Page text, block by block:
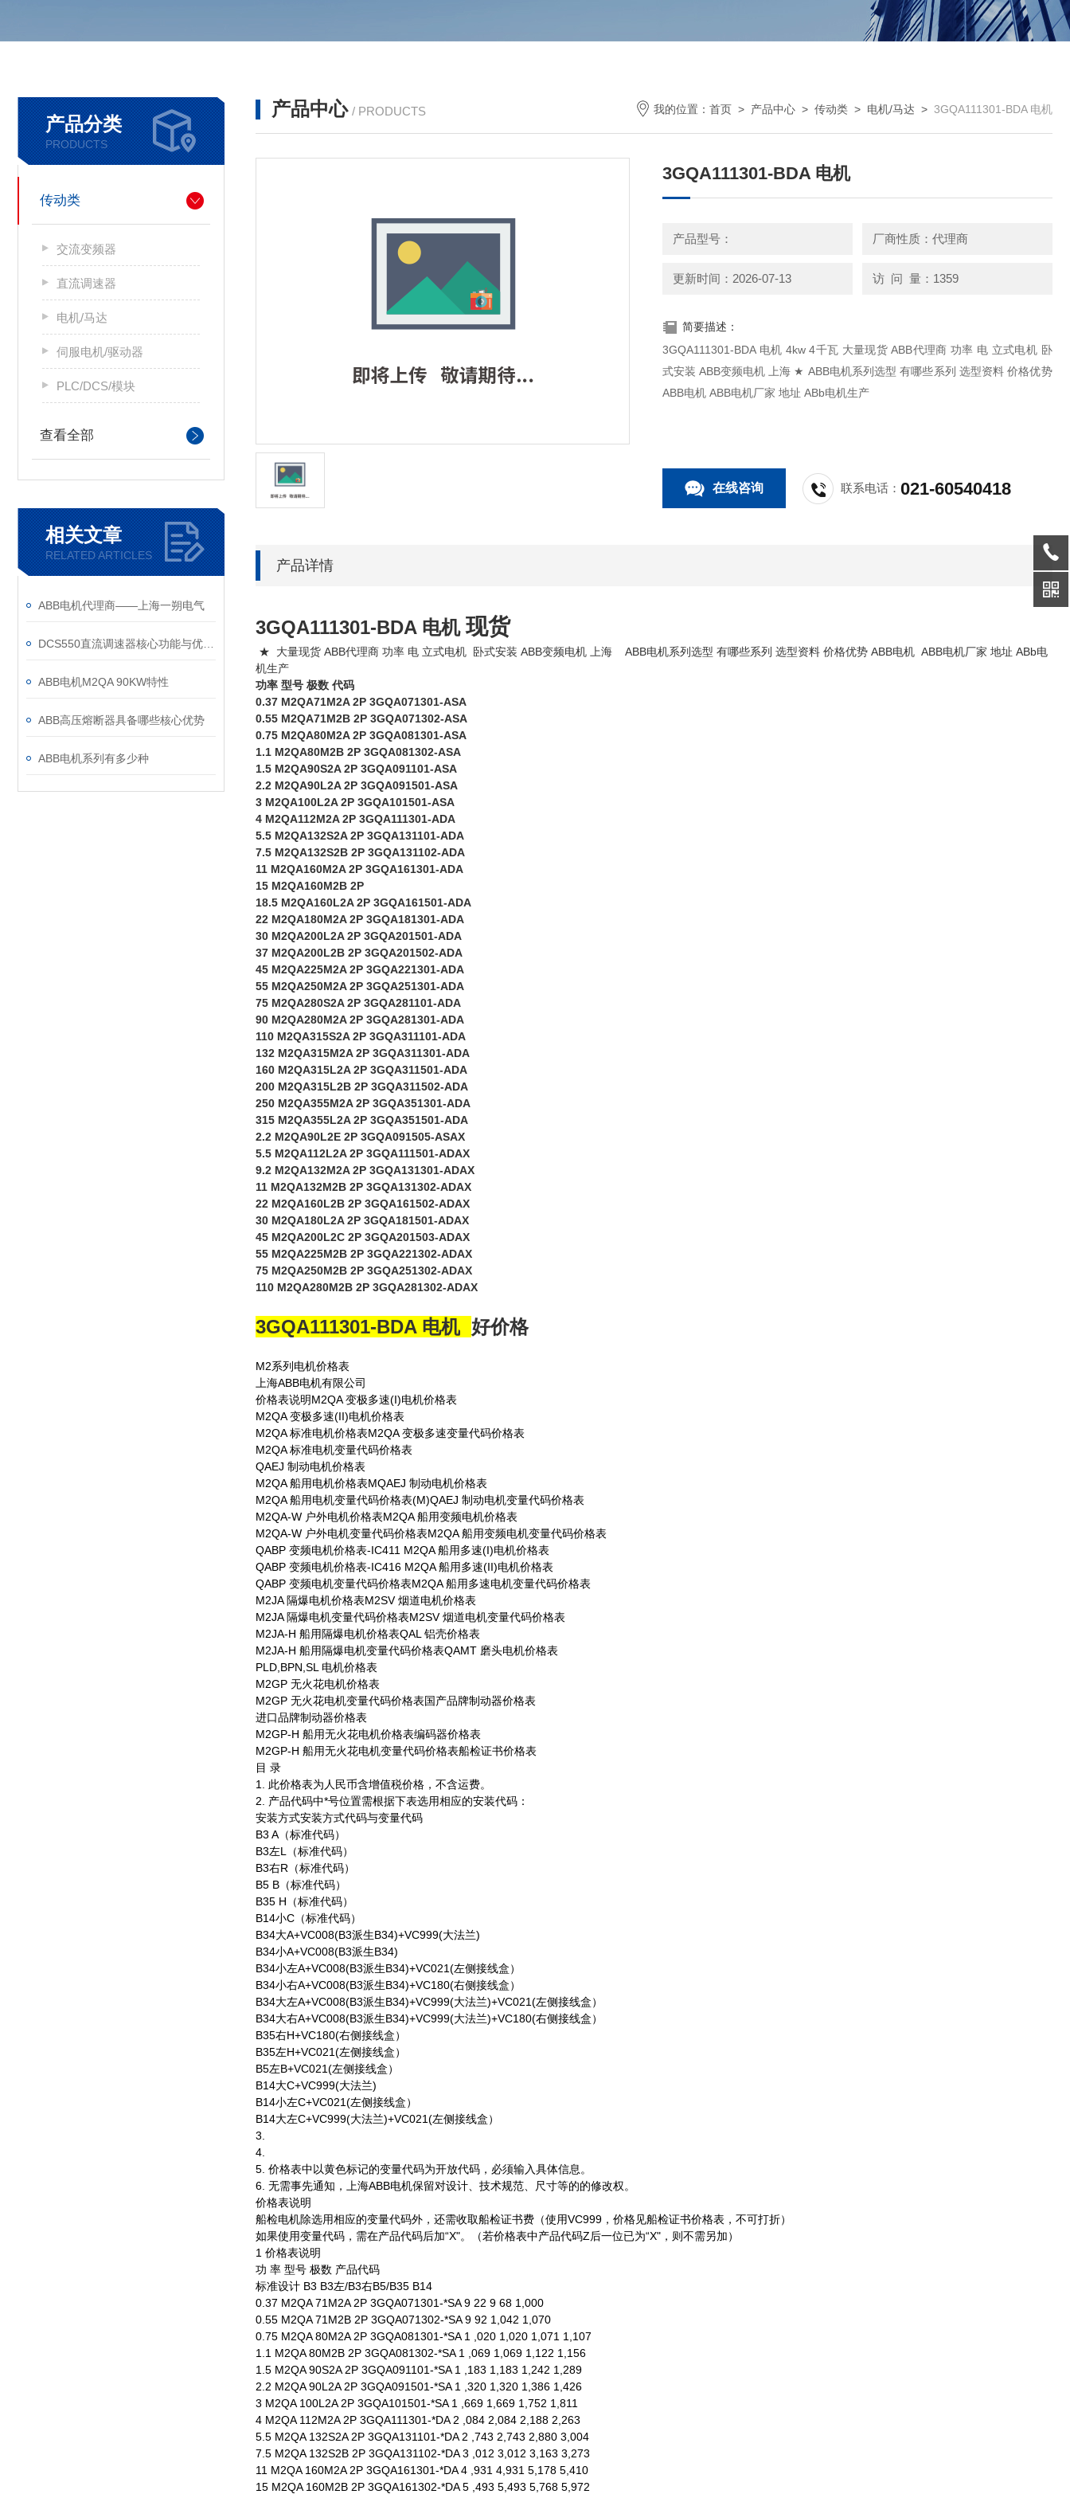
产品分类
PRODUCTS
传动类
交流变频器
直流调速器
电机/马达
伺服电机/驱动器
PLC/DCS/模块
查看全部
相关文章
RELATED ARTICLES
ABB电机代理商——上海一朔电气
ABB电机M2QA 90KW特性
ABB高压熔断器具备哪些核心优势
ABB电机系列有多少种
产品中心 / PRODUCTS 我的位置： 首页 > 产品中心 > 传动类 > 电机/马达 > 3GQA111301-BDA 电机
3GQA111301-BDA 电机
产品型号： 厂商性质：代理商
更新时间：2026-07-13 访 问 量：1359
简要描述：
3GQA111301-BDA 电机 4kw 4千瓦 大量现货 ABB代理商 功率 电 立式电机 卧
式安装 ABB变频电机 上海 ★ ABB电机系列选型 有哪些系列 选型资料 价格优势
ABB电机 ABB电机厂家 地址 ABb电机生产
在线咨询 联系电话：021-60540418
产品详情
3GQA111301-BDA 电机现货
★ 大量现货 ABB代理商 功率 电 立式电机 卧式安装 ABB变频电机 上海 ABB电机系列选型 有哪些系列 选型资料 价格优势 ABB电机 ABB电机厂家 地址 ABb电
机生产
功率 型号 极数 代码
0.37 M2QA71M2A 2P 3GQA071301-ASA
0.55 M2QA71M2B 2P 3GQA071302-ASA
0.75 M2QA80M2A 2P 3GQA081301-ASA
1.1 M2QA80M2B 2P 3GQA081302-ASA
1.5 M2QA90S2A 2P 3GQA091101-ASA
2.2 M2QA90L2A 2P 3GQA091501-ASA
3 M2QA100L2A 2P 3GQA101501-ASA
4 M2QA112M2A 2P 3GQA111301-ADA
5.5 M2QA132S2A 2P 3GQA131101-ADA
7.5 M2QA132S2B 2P 3GQA131102-ADA
11 M2QA160M2A 2P 3GQA161301-ADA
15 M2QA160M2B 2P
18.5 M2QA160L2A 2P 3GQA161501-ADA
22 M2QA180M2A 2P 3GQA181301-ADA
30 M2QA200L2A 2P 3GQA201501-ADA
37 M2QA200L2B 2P 3GQA201502-ADA
45 M2QA225M2A 2P 3GQA221301-ADA
55 M2QA250M2A 2P 3GQA251301-ADA
75 M2QA280S2A 2P 3GQA281101-ADA
90 M2QA280M2A 2P 3GQA281301-ADA
110 M2QA315S2A 2P 3GQA311101-ADA
132 M2QA315M2A 2P 3GQA311301-ADA
160 M2QA315L2A 2P 3GQA311501-ADA
200 M2QA315L2B 2P 3GQA311502-ADA
250 M2QA355M2A 2P 3GQA351301-ADA
315 M2QA355L2A 2P 3GQA351501-ADA
2.2 M2QA90L2E 2P 3GQA091505-ASAX
5.5 M2QA112L2A 2P 3GQA111501-ADAX
9.2 M2QA132M2A 2P 3GQA131301-ADAX
11 M2QA132M2B 2P 3GQA131302-ADAX
22 M2QA160L2B 2P 3GQA161502-ADAX
30 M2QA180L2A 2P 3GQA181501-ADAX
45 M2QA200L2C 2P 3GQA201503-ADAX
55 M2QA225M2B 2P 3GQA221302-ADAX
75 M2QA250M2B 2P 3GQA251302-ADAX
110 M2QA280M2B 2P 3GQA281302-ADAX
3GQA111301-BDA 电机 好价格
M2系列电机价格表
上海ABB电机有限公司
价格表说明M2QA 变极多速(I)电机价格表
M2QA 变极多速(II)电机价格表
M2QA 标准电机价格表M2QA 变极多速变量代码价格表
M2QA 标准电机变量代码价格表
QAEJ 制动电机价格表
M2QA 船用电机价格表MQAEJ 制动电机价格表
M2QA 船用电机变量代码价格表(M)QAEJ 制动电机变量代码价格表
M2QA-W 户外电机价格表M2QA 船用变频电机价格表
M2QA-W 户外电机变量代码价格表M2QA 船用变频电机变量代码价格表
QABP 变频电机价格表-IC411 M2QA 船用多速(I)电机价格表
QABP 变频电机价格表-IC416 M2QA 船用多速(II)电机价格表
QABP 变频电机变量代码价格表M2QA 船用多速电机变量代码价格表
M2JA 隔爆电机价格表M2SV 烟道电机价格表
M2JA 隔爆电机变量代码价格表M2SV 烟道电机变量代码价格表
M2JA-H 船用隔爆电机价格表QAL 铝壳价格表
M2JA-H 船用隔爆电机变量代码价格表QAMT 磨头电机价格表
PLD,BPN,SL 电机价格表
M2GP 无火花电机价格表
M2GP 无火花电机变量代码价格表国产品牌制动器价格表
进口品牌制动器价格表
M2GP-H 船用无火花电机价格表编码器价格表
M2GP-H 船用无火花电机变量代码价格表船检证书价格表
目 录
1. 此价格表为人民币含增值税价格，不含运费。
2. 产品代码中*号位置需根据下表选用相应的安装代码：
安装方式安装方式代码与变量代码
B3 A（标准代码）
B3左L（标准代码）
B3右R（标准代码）
B5 B（标准代码）
B35 H（标准代码）
B14小C（标准代码）
B34大A+VC008(B3派生B34)+VC999(大法兰)
B34小A+VC008(B3派生B34)
B34小左A+VC008(B3派生B34)+VC021(左侧接线盒）
B34小右A+VC008(B3派生B34)+VC180(右侧接线盒）
B34大左A+VC008(B3派生B34)+VC999(大法兰)+VC021(左侧接线盒）
B34大右A+VC008(B3派生B34)+VC999(大法兰)+VC180(右侧接线盒）
B35右H+VC180(右侧接线盒）
B35左H+VC021(左侧接线盒）
B5左B+VC021(左侧接线盒）
B14大C+VC999(大法兰)
B14小左C+VC021(左侧接线盒）
B14大左C+VC999(大法兰)+VC021(左侧接线盒）
3.
4.
5. 价格表中以黄色标记的变量代码为开放代码，必须输入具体信息。
6. 无需事先通知，上海ABB电机保留对设计、技术规范、尺寸等的的修改权。
价格表说明
船检电机除选用相应的变量代码外，还需收取船检证书费（使用VC999，价格见船检证书价格表，不可打折）
如果使用变量代码，需在产品代码后加“X"。（若价格表中产品代码Z后一位已为“X"，则不需另加）
1 价格表说明
功 率 型号 极数 产品代码
标准设计 B3 B3左/B3右B5/B35 B14
0.37 M2QA 71M2A 2P 3GQA071301-*SA 9 22 9 68 1,000
0.55 M2QA 71M2B 2P 3GQA071302-*SA 9 92 1,042 1,070
0.75 M2QA 80M2A 2P 3GQA081301-*SA 1 ,020 1,020 1,071 1,107
1.1 M2QA 80M2B 2P 3GQA081302-*SA 1 ,069 1,069 1,122 1,156
1.5 M2QA 90S2A 2P 3GQA091101-*SA 1 ,183 1,183 1,242 1,289
2.2 M2QA 90L2A 2P 3GQA091501-*SA 1 ,320 1,320 1,386 1,426
3 M2QA 100L2A 2P 3GQA101501-*SA 1 ,669 1,669 1,752 1,811
4 M2QA 112M2A 2P 3GQA111301-*DA 2 ,084 2,084 2,188 2,263
5.5 M2QA 132S2A 2P 3GQA131101-*DA 2 ,743 2,743 2,880 3,004
7.5 M2QA 132S2B 2P 3GQA131102-*DA 3 ,012 3,012 3,163 3,273
11 M2QA 160M2A 2P 3GQA161301-*DA 4 ,931 4,931 5,178 5,410
15 M2QA 160M2B 2P 3GQA161302-*DA 5 ,493 5,493 5,768 5,972